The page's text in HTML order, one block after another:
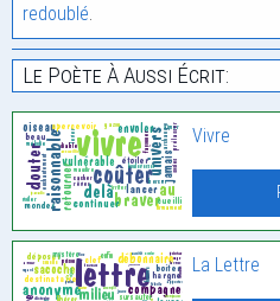
redoublé
Le Poète À Aussi Écrit:
Vivre
La Lettre